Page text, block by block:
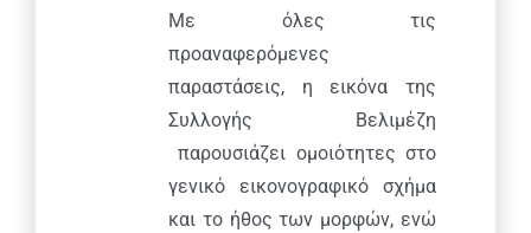
Με όλες τις
προαναφερόμενες
παραστάσεις, η εικόνα της
Συλλογής Βελιμέζη
παρουσιάζει ομοιότητες στο
γενικό εικονογραφικό σχήμα
και το ήθος των μορφών, ενώ